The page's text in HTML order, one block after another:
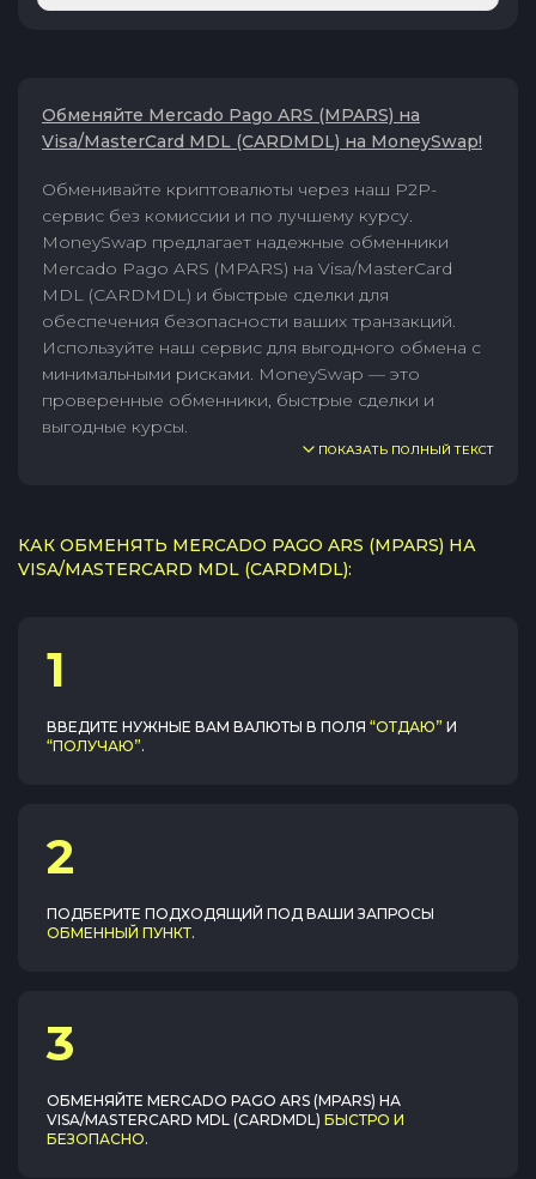
Обменяйте Mercado Pago ARS (MPARS) на
Visa/MasterCard MDL (CARDMDL) на MoneySwap!
Обменивайте криптовалюты через наш P2P-
сервис без комиссии и по лучшему курсу.
MoneySwap предлагает надежные обменники
Mercado Pago ARS (MPARS) на Visa/MasterCard
MDL (CARDMDL) и быстрые сделки для
обеспечения безопасности ваших транзакций.
Используйте наш сервис для выгодного обмена с
минимальными рисками. MoneySwap — это
проверенные обменники, быстрые сделки и
выгодные курсы.
ПОКАЗАТЬ ПОЛНЫЙ ТЕКСТ
КАК ОБМЕНЯТЬ MERCADO PAGO ARS (MPARS) НА
VISA/MASTERCARD MDL (CARDMDL):
1
ВВЕДИТЕ НУЖНЫЕ ВАМ ВАЛЮТЫ В ПОЛЯ “ОТДАЮ” И
“ПОЛУЧАЮ”.
2
ПОДБЕРИТЕ ПОДХОДЯЩИЙ ПОД ВАШИ ЗАПРОСЫ
ОБМЕННЫЙ ПУНКТ.
3
ОБМЕНЯЙТЕ MERCADO PAGO ARS (MPARS) НА
VISA/MASTERCARD MDL (CARDMDL) БЫСТРО И
БЕЗОПАСНО.